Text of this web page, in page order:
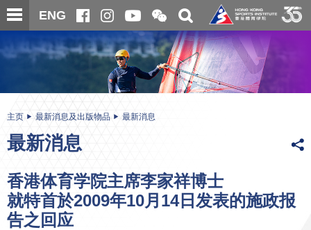
跳
至
内
ENG
开
合
微
信
二
维
码
关
搜
寻
内
主页 最新消息及出版物品 最新消息
最新消息
香港体育学院主席李家祥博士
就特首於2009年10月14日发表的施政报
告之回应